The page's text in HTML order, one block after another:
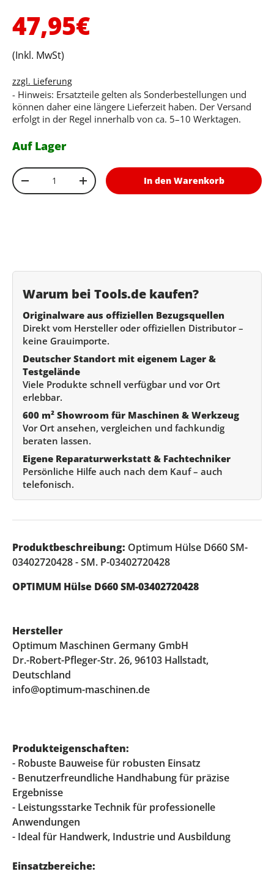
Normaler Preis
47,95€
(Inkl. MwSt)
zzgl. Lieferung
- Hinweis: Ersatzteile gelten als Sonderbestellungen und
können daher eine längere Lieferzeit haben. Der Versand
erfolgt in der Regel innerhalb von ca. 5–10 Werktagen.
Auf Lager
Anzahl
Menge verringernMenge erhöhenIn den Warenkorb
Warum bei Tools.de kaufen?
Originalware aus offiziellen Bezugsquellen
Direkt vom Hersteller oder offiziellen Distributor –
keine Grauimporte.
Deutscher Standort mit eigenem Lager &
Testgelände
Viele Produkte schnell verfügbar und vor Ort
erlebbar.
600 m² Showroom für Maschinen & Werkzeug
Vor Ort ansehen, vergleichen und fachkundig
beraten lassen.
Eigene Reparaturwerkstatt & Fachtechniker
Persönliche Hilfe auch nach dem Kauf – auch
telefonisch.
Produktbeschreibung: Optimum Hülse D660 SM-
03402720428 - SM. P-03402720428
OPTIMUM Hülse D660 SM-03402720428
Hersteller
Optimum Maschinen Germany GmbH
Dr.-Robert-Pfleger-Str. 26, 96103 Hallstadt,
Deutschland
info@optimum-maschinen.de
Produkteigenschaften:
- Robuste Bauweise für robusten Einsatz
- Benutzerfreundliche Handhabung für präzise
Ergebnisse
- Leistungsstarke Technik für professionelle
Anwendungen
- Ideal für Handwerk, Industrie und Ausbildung
Einsatzbereiche: